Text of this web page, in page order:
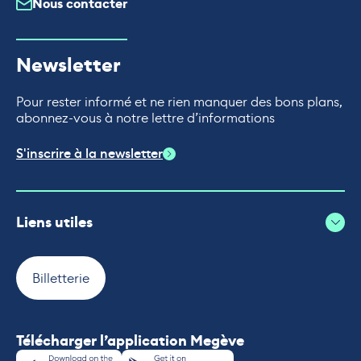
Nous contacter
Newsletter
Pour rester informé et ne rien manquer des bons plans,
abonnez-vous à notre lettre d’informations
S'inscrire à la newsletter
Liens utiles
Billetterie
Télécharger l’application Megève